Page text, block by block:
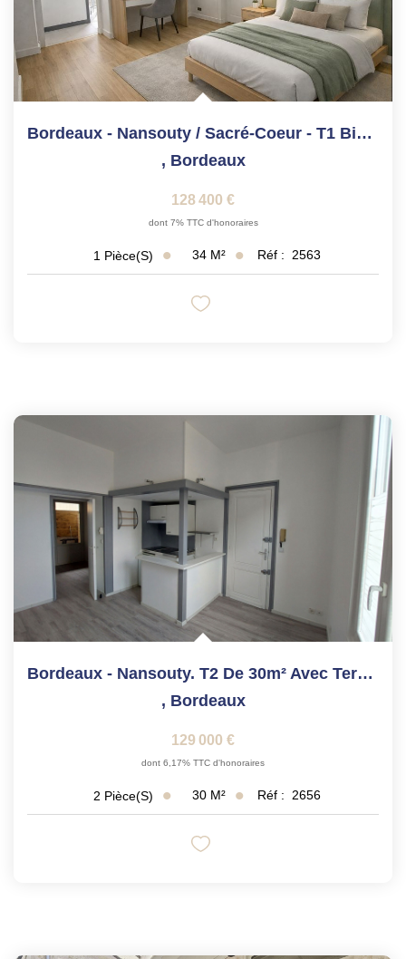
Bordeaux - Nansouty / Sacré-Coeur - T1 Bis 34 M² - Dernier...
, Bordeaux
128 400 €
dont 7% TTC d'honoraires
1 Pièce(s) 34 M² Réf : 2563
Bordeaux - Nansouty. T2 De 30m² Avec Terrasse.
, Bordeaux
129 000 €
dont 6,17% TTC d'honoraires
2 Pièce(s) 30 M² Réf : 2656